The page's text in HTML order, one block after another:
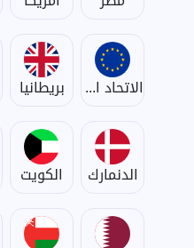
الاتحاد الأوروبي بريطانيا
الدنمارك الكويت